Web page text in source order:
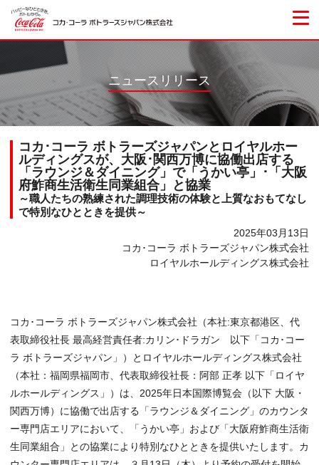
ニュースリリース
コカ･コーラ ボトラーズジャパンとロイヤルホー
ルディングスが、大阪･関西万博に協働出店する
「ラウンジ＆ダイニング」で「うかい亭」･「大阪
府鮓商生活衛生同業組合」と協業
～職人たちの熟練された調理技術の体験と上質なおもてなし
で特別なひとときを提供～
2025年03月13日
コカ･コーラ ボトラーズジャパン株式会社
ロイヤルホールディングス株式会社
コカ･コーラ ボトラーズジャパン株式会社（本社:東京都港区、代
表取締役社長 最高経営責任者:カリン･ドラガン 以下「コカ･コー
ラ ボトラーズジャパン」）とロイヤルホールディングス株式会社
（本社：福岡県福岡市、代表取締役社長：阿部 正孝 以下「ロイヤ
ルホールディングス」）は、2025年日本国際博覧会（以下 大阪・
関西万博）に協働で出店する「ラウンジ＆ダイニング」のカウンタ
ー専門店エリアにおいて、「うかい亭」および「大阪府鮓商生活衛
生同業組合」との協業により特別なひとときを提供いたします。カ